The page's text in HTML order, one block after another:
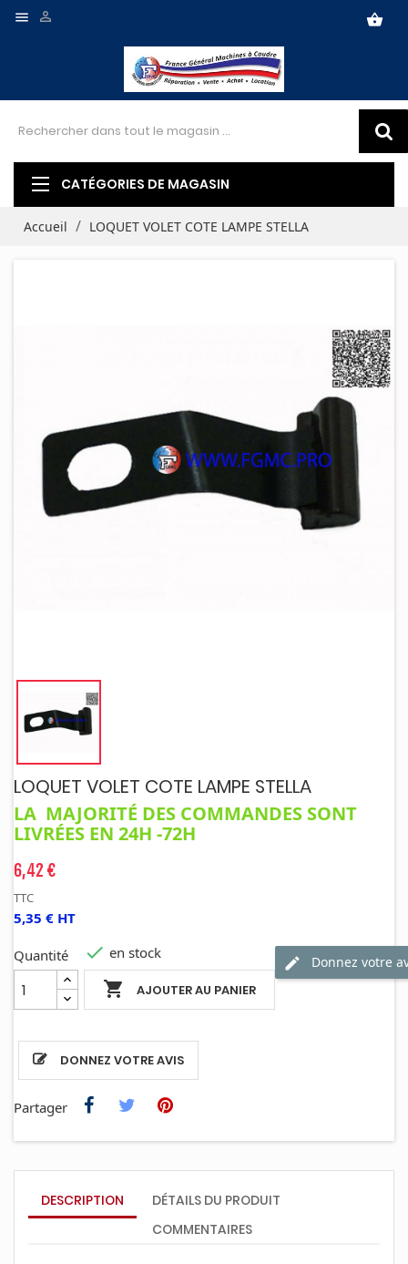
 shopping_basket

CATÉGORIES DE MAGASIN
Accueil LOQUET VOLET COTE LAMPE STELLA
LOQUET VOLET COTE LAMPE STELLA
LA MAJORITÉ DES COMMANDES SONT
LIVRÉES EN 24H -72H
6,42 €
TTC
5,35 € HT
Quantité
 AJOUTER AU PANIER
 en stock
DONNEZ VOTRE AVIS
Donnez votre
Partager
DESCRIPTION
DÉTAILS DU PRODUIT
COMMENTAIRES